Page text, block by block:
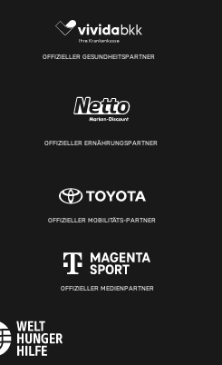
OFFIZIELLER GESUNDHEITSPARTNER
OFFIZIELLER ERNÄHRUNGSPARTNER
OFFIZIELLER MOBILITÄTS-PARTNER
OFFIZIELLER MEDIENPARTNER